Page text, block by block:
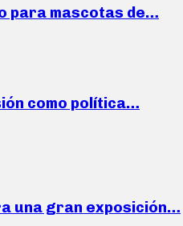
para mascotas de…
como política…
una gran exposición…